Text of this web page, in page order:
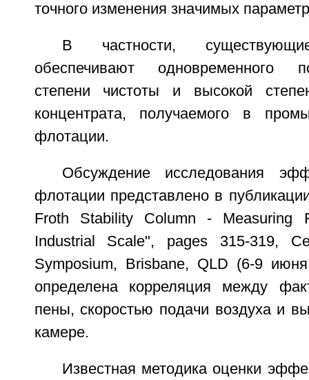
точного изменения значимых
В частности,
обеспечивают одновременного
степени чистоты и высокой
концентрата, получаемого в
флотации.
Обсуждение исследования
флотации представлено в
Froth Stability Column - Measuring
Industrial Scale", pages 315-319,
Symposium, Brisbane, QLD (6-9
определена корреляция между
пены, скоростью подачи воздуха и
камере.
Известная методика оценки